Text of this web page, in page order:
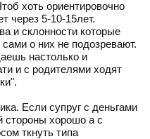
хоть ориентировочно
через 5-10-15лет.
и склонности которые
о них не подозревают.
настолько и
и с родителями ходят
Если супруг с деньгами
стороны хорошо а с
ткнуть типа